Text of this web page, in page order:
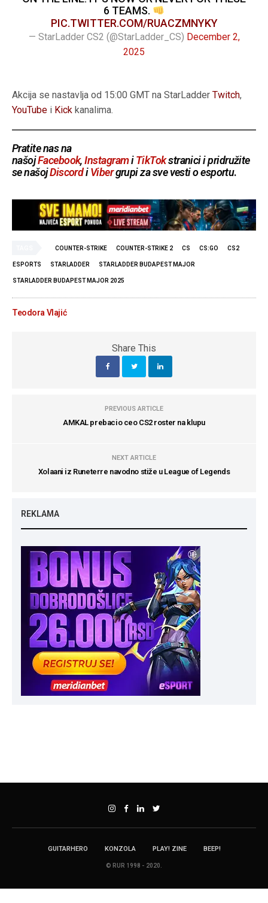
6 TEAMS.
PIC.TWITTER.COM/RUACZMNYKY
— StarLadder CS2 (@StarLadder_CS) December 2,
2025
Akcija se nastavlja od 15:00 GMT na StarLadderTwitch,
YouTube i Kick kanalima.
Pratite nas na
našojFacebook,InstagramiTikTokstranici i pridružite
se našojDiscordiVibergrupi za sve vesti o esportu.
COUNTER-STRIKE COUNTER-STRIKE 2 CS CS:GO CS2
ESPORTS STARLADDER STARLADDER BUDAPEST MAJOR
STARLADDER BUDAPEST MAJOR 2025
Teodora Vlajić
Share This
PREVIOUS ARTICLE
AMKAL prebacio ceo CS2 roster na klupu
NEXT ARTICLE
Xolaani iz Runeterre navodno stiže u League of Legends
REKLAMA
GUITARHERO KONZOLA PLAY! ZINE BEEP!
© RUR 1998 - 2020.